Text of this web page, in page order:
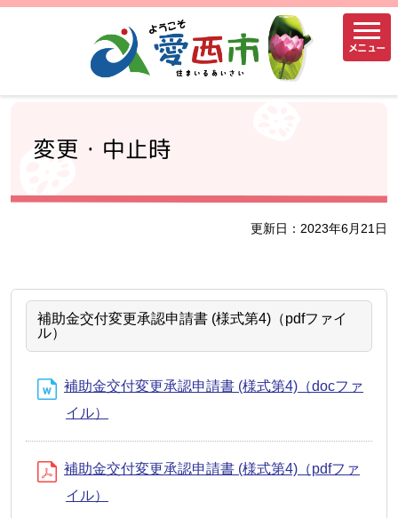
メニュー
変更・中止時
更新日：2023年6月21日
補助金交付変更承認申請書 (様式第4)（pdfファイ
ル）
補助金交付変更承認申請書 (様式第4)（docファ
イル）
補助金交付変更承認申請書 (様式第4)（pdfファ
イル）